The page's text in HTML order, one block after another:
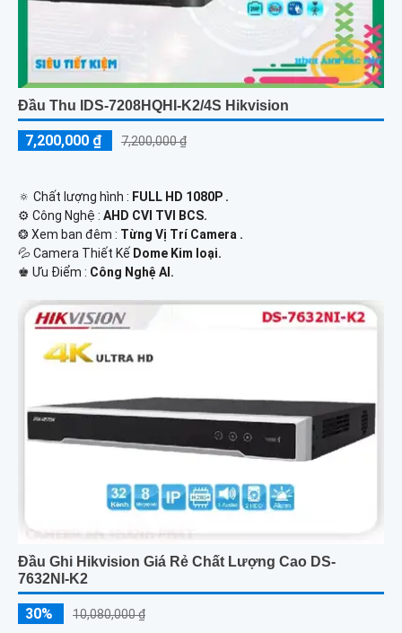
Đầu Thu IDS-7208HQHI-K2/4S Hikvision
7,200,000 ₫ 7,200,000 ₫
🔅 Chất lượng hình : FULL HD 1080P .
⚙ Công Nghệ : AHD CVI TVI BCS.
❂ Xem ban đêm : Từng Vị Trí Camera .
💦 Camera Thiết Kế Dome Kim loại.
️♚ Ưu Điểm : Công Nghệ AI.
Đầu Ghi Hikvision Giá Rẻ Chất Lượng Cao DS-
7632NI-K2
30% 10,080,000 ₫